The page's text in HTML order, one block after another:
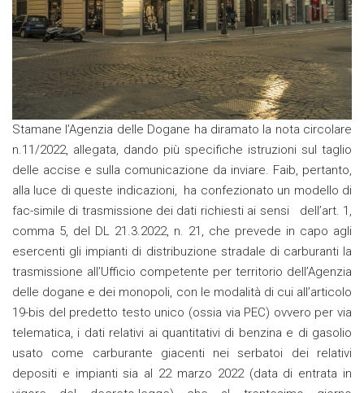
Stamane l’Agenzia delle Dogane ha diramato la nota circolare
n.11/2022, allegata, dando più specifiche istruzioni sul taglio
delle accise e sulla comunicazione da inviare. Faib, pertanto,
alla luce di queste indicazioni, ha confezionato un modello di
fac-simile di trasmissione dei dati richiesti ai sensi dell’art. 1,
comma 5, del DL 21.3.2022, n. 21, che prevede in capo agli
esercenti gli impianti di distribuzione stradale di carburanti la
trasmissione all’Ufficio competente per territorio dell’Agenzia
delle dogane e dei monopoli, con le modalità di cui all’articolo
19-bis del predetto testo unico (ossia via PEC) ovvero per via
telematica, i dati relativi ai quantitativi di benzina e di gasolio
usato come carburante giacenti nei serbatoi dei relativi
depositi e impianti sia al 22 marzo 2022 (data di entrata in